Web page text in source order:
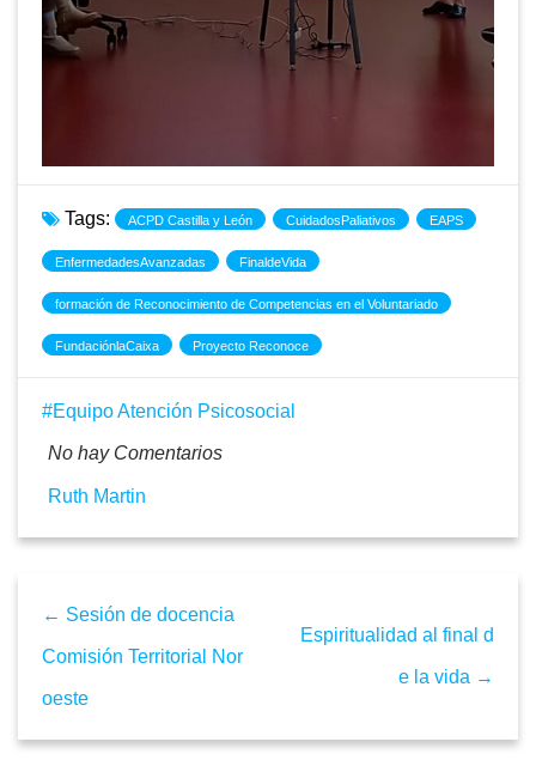
Tags: ACPD Castilla y León CuidadosPaliativos EAPS
EnfermedadesAvanzadas FinaldeVida
formación de Reconocimiento de Competencias en el Voluntariado
FundaciónlaCaixa Proyecto Reconoce
Equipo Atención Psicosocial
No hay Comentarios
Ruth Martin
← Sesión de docencia
Comisión Territorial Nor
oeste
Espiritualidad al final d
e la vida →